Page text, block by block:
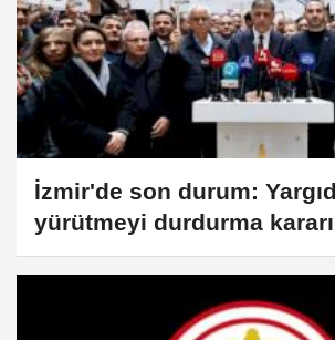
İzmir'de son durum:
yürütmeyi durdurma